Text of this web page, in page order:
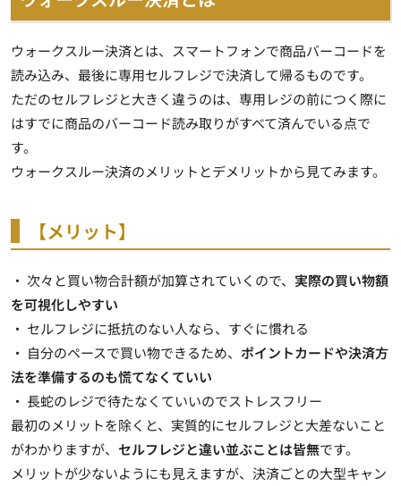
ウォークスルー決済とは、 スマートフォンで商品バーコードを
読み込み、最後に専用セルフレジで決済して帰るものです。
ただのセルフレジと大きく違うのは、専用レジの前につく際に
はすでに商品のバーコード読み取りがすべて済んでいる点で
す。
ウォークスルー決済のメリットとデメリットから見てみます。
【メリット】
・ 次々と買い物合計額が加算されていくので、 実際の買い物額
を可視化しやすい
・ セルフレジに抵抗のない人なら、すぐに慣れる
・ 自分のペースで買い物できるため、 ポイントカードや決済方
法を準備するのも慌てなくていい
・ 長蛇のレジで待たなくていいのでストレスフリー
最初のメリットを除くと、実質的にセルフレジと大差ないこと
がわかりますが、 セルフレジと違い並ぶことは皆無です。
メリットが少ないようにも見えますが、決済ごとの大型キャン